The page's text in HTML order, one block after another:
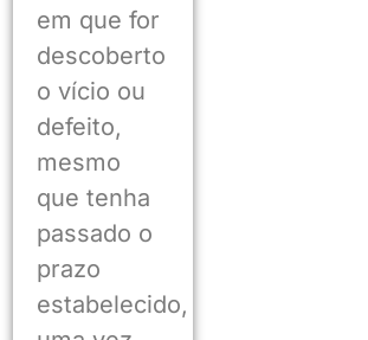
em que for
descoberto
o vício ou
defeito,
mesmo
que tenha
passado o
prazo
estabelecido,